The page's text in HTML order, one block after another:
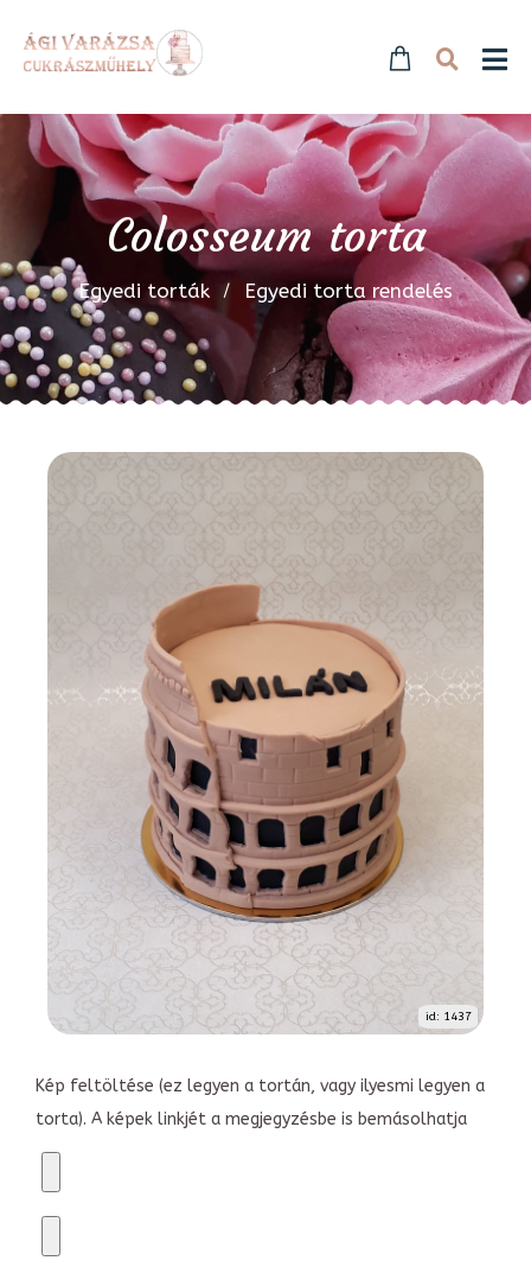
Colosseum torta
Egyedi torták Egyedi torta rendelés
id: 1437
Kép feltöltése (ez legyen a tortán, vagy ilyesmi legyen a
torta). A képek linkjét a megjegyzésbe is bemásolhatja